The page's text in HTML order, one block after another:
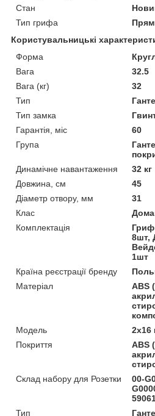
Стан
Тип грифа
Користувальницькі
Форма
Вага
32.5
Вага (кг)
32
Тип
Тип замка
Гарантія, міс
60
Група
Динамічне навантаження
32 кг
Довжина, см
45
Діаметр отвору, мм
31
Клас
Комплектація
Гриф
8шт,
1шт
Країна реєстрації бренду
Матеріал
ABS
Мoдель
2x16
Покриття
ABS
Склад набору для Розетки
00-
Тип